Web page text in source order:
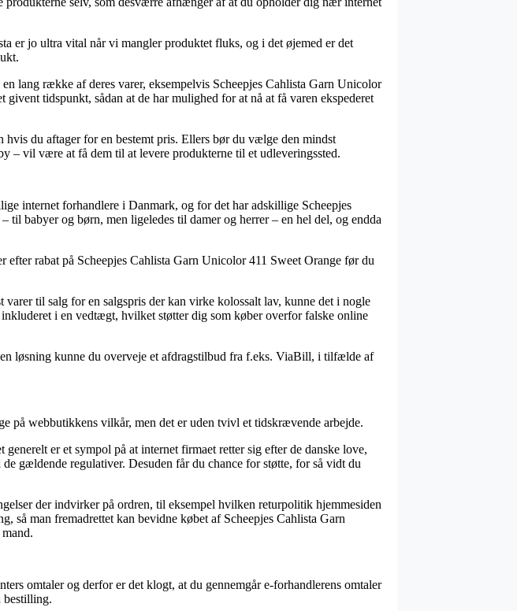
er jo ultra vital når vi mangler produktet fluks, og i det øjemed er det
lang række af deres varer, eksempelvis Scheepjes Cahlista Garn Unicolor
tidspunkt, sådan at de har mulighed for at nå at få varen ekspederet
du aftager for en bestemt pris. Ellers bør du vælge den mindst
– vil være at få dem til at levere produkterne til et udleveringssted.
internet forhandlere i Danmark, og for det har adskillige Scheepjes
babyer og børn, men ligeledes til damer og herrer – en hel del, og endda
rabat på Scheepjes Cahlista Garn Unicolor 411 Sweet Orange før du
til salg for en salgspris der kan virke kolossalt lav, kunne det i nogle
i en vedtægt, hvilket støtter dig som køber overfor falske online
løsning kunne du overveje et afdragstilbud fra f.eks. ViaBill, i tilfælde af
på webbutikkens vilkår, men det er uden tvivl et tidskrævende arbejde.
er et sympol på at internet firmaet retter sig efter de danske love,
gældende regulativer. Desuden får du chance for støtte, for så vidt du
der indvirker på ordren, til eksempel hvilken returpolitik hjemmesiden
så man fremadrettet kan bevidne købet af Scheepjes Cahlista Garn
omtaler og derfor er det klogt, at du gennemgår e-forhandlerens omtaler
bestilling.